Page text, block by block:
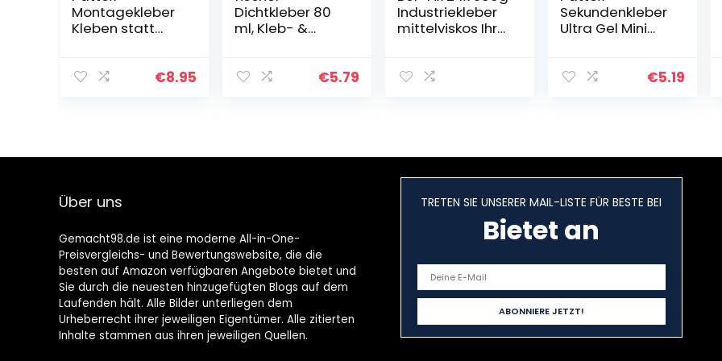
Montagekleber
Kleben statt
Kraftkleber für
Kleber mit hoher
€8.95
Dichtkleber 80
ml, Kleb- &
Verkleben und
handliche Tube,
€5.79
Industriekleber
mittelviskos Ihr
extra stark für
Porzellan
Sekundenkleber
Ultra Gel Mini
flexibler
Gummi, Leder,
Holz, 3x 1 g Tube,
€5.19
Über uns
Gemacht98.de ist eine moderne All-in-One-
Preisvergleichs- und Bewertungswebsite, die die
besten auf Amazon verfügbaren Angebote bietet und
Sie durch die neuesten hinzugefügten Blogs auf dem
Laufenden hält. Alle Bilder unterliegen dem
Urheberrecht ihrer jeweiligen Eigentümer. Alle zitierten
Inhalte stammen aus ihren jeweiligen Quellen.
TRETEN SIE UNSERER MAIL-LISTE FÜR BESTE BEI
Bietet an